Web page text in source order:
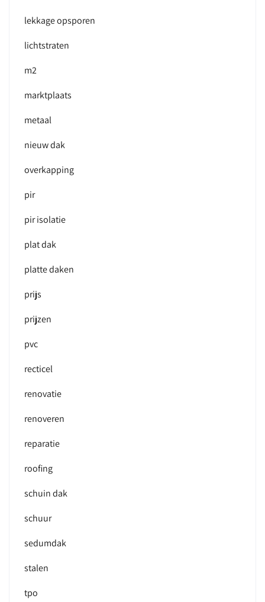
lekkage opsporen
lichtstraten
m2
marktplaats
metaal
nieuw dak
overkapping
pir
pir isolatie
plat dak
platte daken
prijs
prijzen
pvc
recticel
renovatie
renoveren
reparatie
roofing
schuin dak
schuur
sedumdak
stalen
tpo